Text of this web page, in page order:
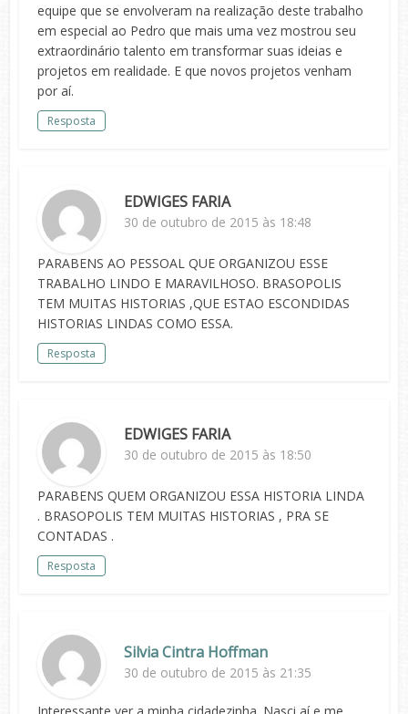
equipe que se envolveram na realização deste trabalho
em especial ao Pedro que mais uma vez mostrou seu
extraordinário talento em transformar suas ideias e
projetos em realidade. E que novos projetos venham
por aí.
Resposta
EDWIGES FARIA
30 de outubro de 2015 às 18:48
PARABENS AO PESSOAL QUE ORGANIZOU ESSE
TRABALHO LINDO E MARAVILHOSO. BRASOPOLIS
TEM MUITAS HISTORIAS ,QUE ESTAO ESCONDIDAS
HISTORIAS LINDAS COMO ESSA.
Resposta
EDWIGES FARIA
30 de outubro de 2015 às 18:50
PARABENS QUEM ORGANIZOU ESSA HISTORIA LINDA
. BRASOPOLIS TEM MUITAS HISTORIAS , PRA SE
CONTADAS .
Resposta
Silvia Cintra Hoffman
30 de outubro de 2015 às 21:35